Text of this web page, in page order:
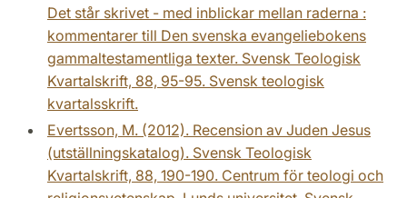
Det står skrivet - med inblickar mellan raderna :
kommentarer till Den svenska evangeliebokens
gammaltestamentliga texter. Svensk Teologisk
Kvartalskrift, 88, 95-95. Svensk teologisk
kvartalsskrift.
Evertsson, M. (2012). Recension av Juden Jesus
(utställningskatalog). Svensk Teologisk
Kvartalskrift, 88, 190-190. Centrum för teologi och